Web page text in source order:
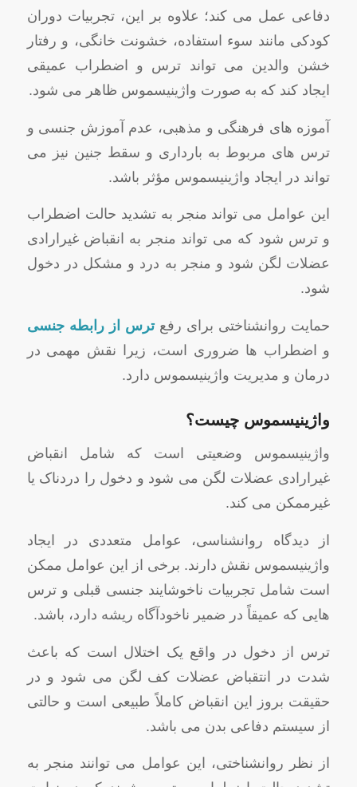
دفاعی عمل می کند؛ علاوه بر این، تجربیات دوران
کودکی مانند سوء استفاده، خشونت خانگی، و رفتار
خشن والدین می تواند ترس و اضطراب عمیقی
ایجاد کند که به صورت واژینیسموس ظاهر می شود.
آموزه های فرهنگی و مذهبی، عدم آموزش جنسی و
ترس های مربوط به بارداری و سقط جنین نیز می
تواند در ایجاد واژینیسموس مؤثر باشد.
این عوامل می تواند منجر به تشدید حالت اضطراب
و ترس شود که می تواند منجر به انقباض غیرارادی
عضلات لگن شود و منجر به درد و مشکل در دخول
شود.
حمایت روانشناختی برای رفعترس از رابطه جنسی
و اضطراب ها ضروری است، زیرا نقش مهمی در
درمان و مدیریت واژینیسموس دارد.
واژینیسموس چیست؟
واژینیسموس وضعیتی است که شامل انقباض
غیرارادی عضلات لگن می شود و دخول را دردناک یا
غیرممکن می کند.
از دیدگاه روانشناسی، عوامل متعددی در ایجاد
واژینیسموس نقش دارند. برخی از این عوامل ممکن
است شامل تجربیات ناخوشایند جنسی قبلی و ترس
هایی که عمیقاً در ضمیر ناخودآگاه ریشه دارد، باشد.
ترس از دخول در واقع یک اختلال است که باعث
شدت در انتقباض عضلات کف لگن می شود و در
حقیقت بروز این انقباض کاملاً طبیعی است و حالتی
از سیستم دفاعی بدن می باشد.
از نظر روانشناختی، این عوامل می توانند منجر به